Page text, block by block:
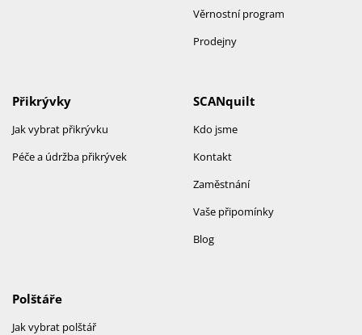
Věrnostní program
Prodejny
SCANquilt
Kdo jsme
Kontakt
Zaměstnání
Vaše připomínky
Blog
Přikrývky
Jak vybrat přikrývku
Péče a údržba přikrývek
Polštáře
Jak vybrat polštář